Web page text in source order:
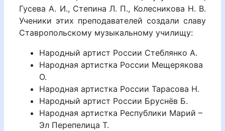
Гусева А. И., Степина Л. П., Колесникова Н. В.
Ученики этих преподавателей создали славу
Ставропольскому музыкальному училищу:
Народный артист России Стеблянко А.
Народная артистка России Мещерякова
О.
Народная артистка России Тарасова Н.
Народный артист России Бруснёв Б.
Народная артистка Республики Марий –
Эл Перепелица Т.